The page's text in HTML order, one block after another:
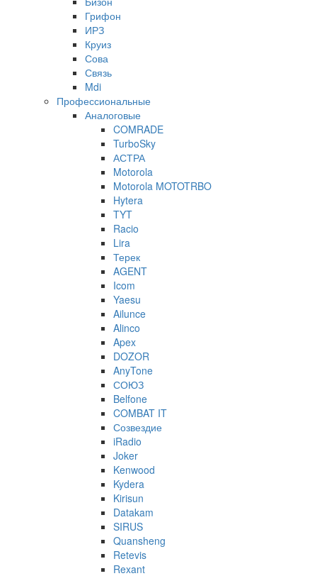
Грифон
ИРЗ
Круиз
Сова
Связь
Mdi
Профессиональные
Аналоговые
COMRADE
TurboSky
АСТРА
Motorola
Motorola MOTOTRBO
Hytera
TYT
Racio
Lira
Терек
AGENT
Icom
Yaesu
Ailunce
Alinco
Apex
DOZOR
AnyTone
СОЮЗ
Belfone
COMBAT IT
Созвездие
iRadio
Joker
Kenwood
Kydera
Kirisun
Datakam
SIRUS
Quansheng
Retevis
Rexant